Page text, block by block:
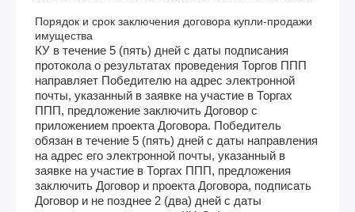
Порядок и срок заключения договора купли-продажи
имущества
КУ в течение 5 (пять) дней с даты подписания
протокола о результатах проведения Торгов ППП
направляет Победителю на адрес электронной
почты, указанный в заявке на участие в Торгах
ППП, предложение заключить Договор с
приложением проекта Договора. Победитель
обязан в течение 5 (пять) дней с даты направления
на адрес его электронной почты, указанный в
заявке на участие в Торгах ППП, предложения
заключить Договор и проекта Договора, подписать
Договор и не позднее 2 (два) дней с даты